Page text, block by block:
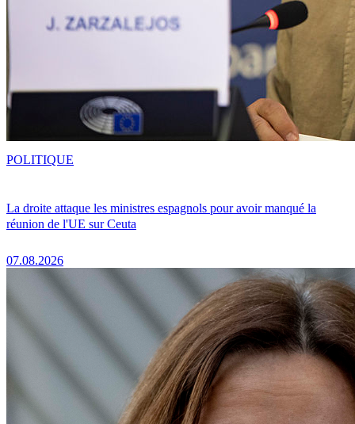
La droite attaque les ministres espagnols pour avoir manqué la
réunion de l'UE sur Ceuta
07.08.2026
POLITIQUE